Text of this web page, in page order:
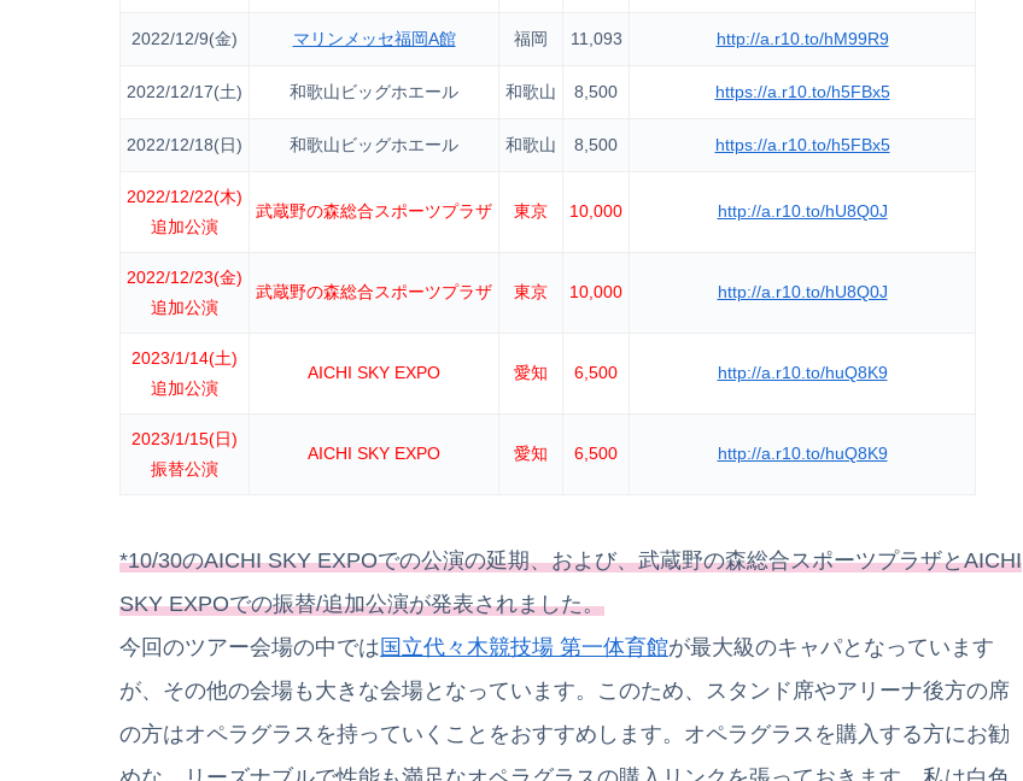
2022/12/9(金) マリンメッセ福岡A館 福岡 11,093 http://a.r10.to/hM99R9
2022/12/17(土) 和歌山ビッグホエール 和歌山 8,500 https://a.r10.to/h5FBx5
2022/12/18(日) 和歌山ビッグホエール 和歌山 8,500 https://a.r10.to/h5FBx5
2022/12/22(木)
追加公演
武蔵野の森総合スポーツプラザ 東京 10,000 http://a.r10.to/hU8Q0J
2022/12/23(金)
追加公演
武蔵野の森総合スポーツプラザ 東京 10,000 http://a.r10.to/hU8Q0J
2023/1/14(土)
追加公演
AICHI SKY EXPO 愛知 6,500 http://a.r10.to/huQ8K9
2023/1/15(日)
振替公演
AICHI SKY EXPO 愛知 6,500 http://a.r10.to/huQ8K9
*10/30のAICHI SKY EXPOでの公演の延期、および、武蔵野の森総合スポーツプラザとAICHI
SKY EXPOでの振替/追加公演が発表されました。
今回のツアー会場の中では 国立代々木競技場 第一体育館が最大級のキャパとなっています
が、その他の会場も大きな会場となっています。このため、スタンド席やアリーナ後方の席
の方はオペラグラスを持っていくことをおすすめします。オペラグラスを購入する方にお勧